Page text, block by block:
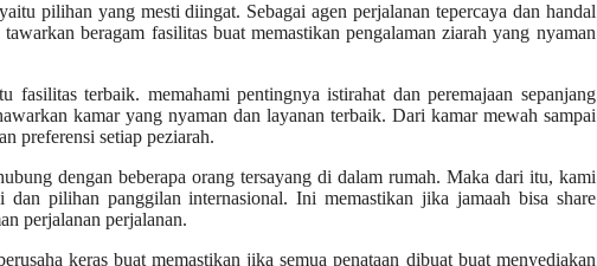
pilihan yang mesti diingat. Sebagai agen perjalanan tepercaya dan handal
beragam fasilitas buat memastikan pengalaman ziarah yang nyaman
terbaik. memahami pentingnya istirahat dan peremajaan sepanjang
kamar yang nyaman dan layanan terbaik. Dari kamar mewah sampai
preferensi setiap peziarah.
dengan beberapa orang tersayang di dalam rumah. Maka dari itu, kami
pilihan panggilan internasional. Ini memastikan jika jamaah bisa share
perjalanan perjalanan.
keras buat memastikan jika semua penataan dibuat buat menyediakan